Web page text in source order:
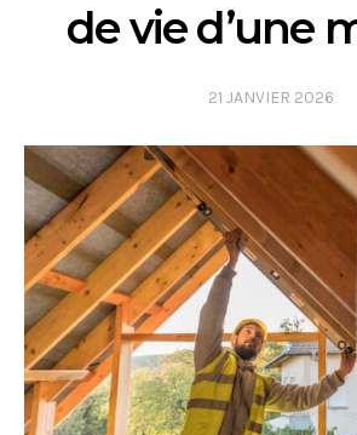
de vie d’une
21 JANVIER 2026